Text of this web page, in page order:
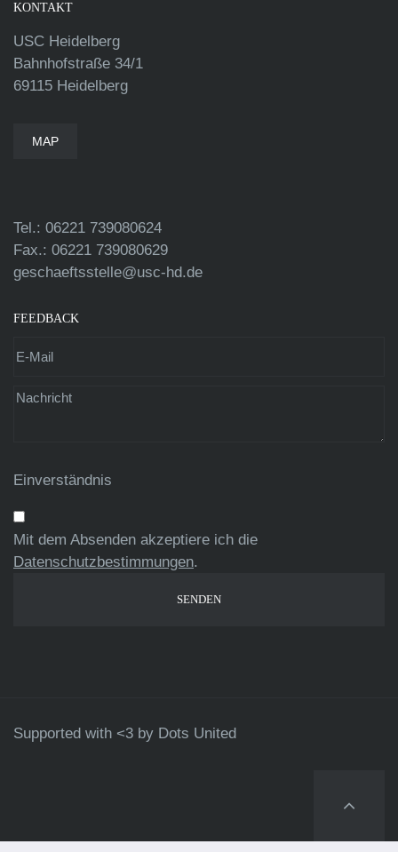
KONTAKT
USC Heidelberg
Bahnhofstraße 34/1
69115 Heidelberg
MAP
Tel.: 06221 739080624
Fax.: 06221 739080629
geschaeftsstelle@usc-hd.de
FEEDBACK
Einverständnis
Mit dem Absenden akzeptiere ich die
Datenschutzbestimmungen.
Supported with <3 by Dots United